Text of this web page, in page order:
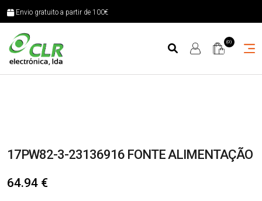
Envio gratuito a partir de 100€
(0)
17PW82-3-23136916 FONTE ALIMENTAÇÃO
64.94 €